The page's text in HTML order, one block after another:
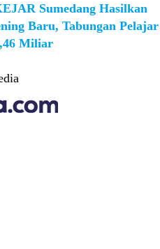
Sumedang Hasilkan
Baru, Tabungan Pelajar
Miliar